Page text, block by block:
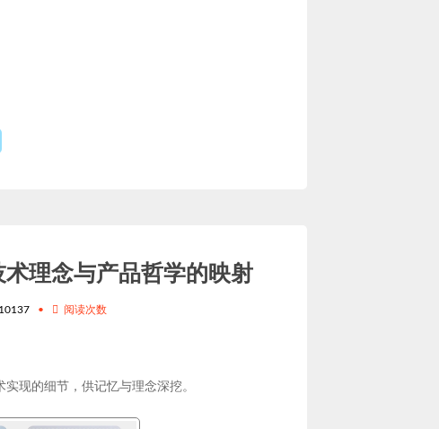
理念与产品哲学的映射
10137 • 阅读次数
现的细节，供记忆与理念深挖。